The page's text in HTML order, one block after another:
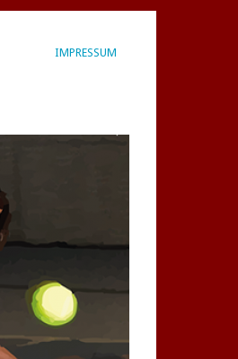
IMPRESSUM